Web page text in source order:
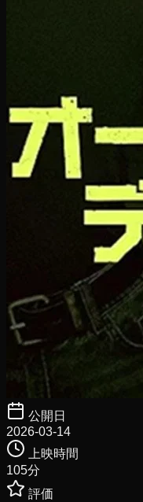
公開日
2026-03-14
上映時間
105分
評価